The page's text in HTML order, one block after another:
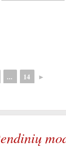
... 14 ►